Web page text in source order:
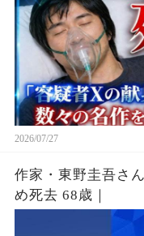
2026/07/27
作家・東野圭吾さ
め死去 68歳｜